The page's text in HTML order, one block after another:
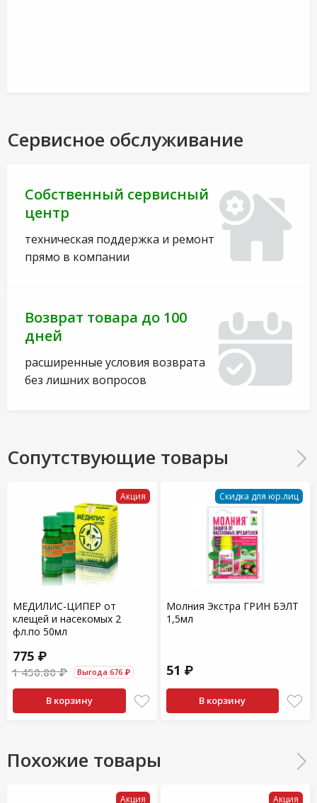
Сервисное обслуживание
Собственный сервисный
центр
техническая поддержка и ремонт
прямо в компании
Возврат товара до 100
дней
расширенные условия возврата
без лишних вопросов
Сопутствующие товары
Акция
МЕДИЛИС-ЦИПЕР от
клещей и насекомых 2
фл.по 50мл
775 ₽
1 450.80 ₽ Выгода 676 ₽
В корзину
Скидка для юр.лиц
Молния Экстра ГРИН БЭЛТ
1,5мл
51 ₽
В корзину
Похожие товары
Акция Акция